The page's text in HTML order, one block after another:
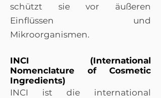
schützt sie vor äußeren
Einflüssen und
Mikroorganismen.
INCI (International
Nomenclature of Cosmetic
Ingredients)
INCI ist die international